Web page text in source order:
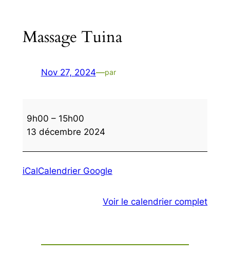
Massage Tuina
Nov 27, 2024—par
Tuina
9h00 – 15h00
13 décembre 2024
iCalCalendrier Google
Voir le calendrier complet